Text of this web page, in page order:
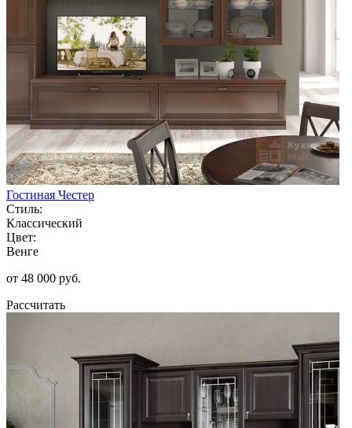
Гостиная Честер
Стиль:
Классический
Цвет:
Венге
от 48 000 руб.
Рассчитать